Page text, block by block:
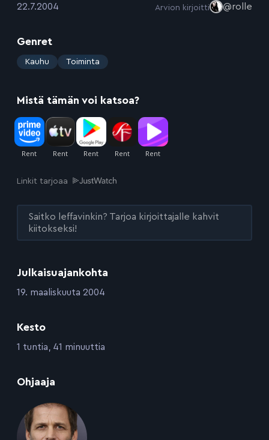
Julkaisuajankohta
:19. maaliskuuta 2004
Kesto
:1 tuntia, 41 minuuttia
Ohjaaja
:22.7.2004 Arvion kirjoitti @rolle
Genret
: Kauhu Toiminta
Mistä tämän voi katsoa?
Linkit tarjoaa
Saitko leffavinkin? Tarjoa kirjoittajalle kahvit
kiitokseksi!